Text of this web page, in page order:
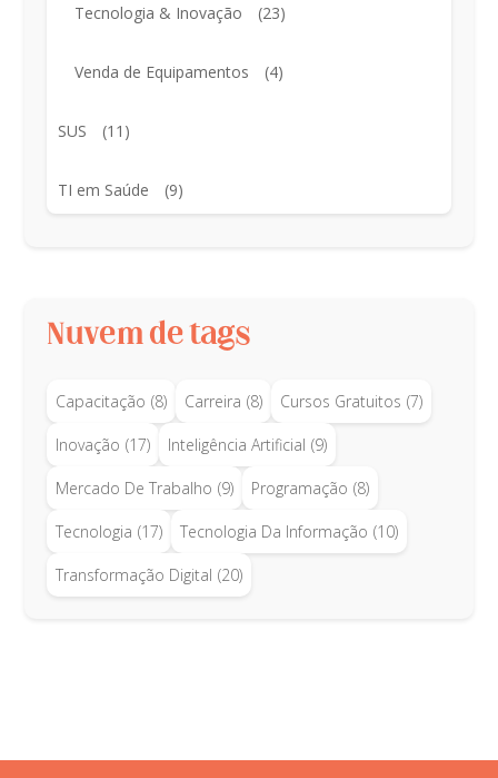
Tecnologia & Inovação (23)
Venda de Equipamentos (4)
SUS (11)
TI em Saúde (9)
Nuvem de tags
Capacitação (8) Carreira (8) Cursos Gratuitos (7)
Inovação (17) Inteligência Artificial (9)
Mercado De Trabalho (9) Programação (8)
Tecnologia (17) Tecnologia Da Informação (10)
Transformação Digital (20)